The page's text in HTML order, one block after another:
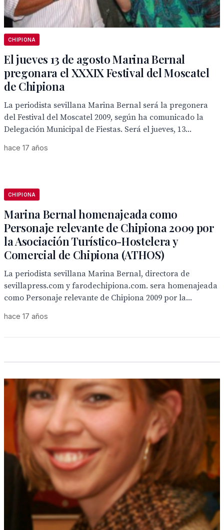
CHIPIONA
El jueves 13 de agosto Marina Bernal
pregonara el XXXIX Festival del Moscatel
de Chipiona
La periodista sevillana Marina Bernal será la pregonera
del Festival del Moscatel 2009, según ha comunicado la
Delegación Municipal de Fiestas. Será el jueves, 13...
hace 17 años
CHIPIONA
Marina Bernal homenajeada como
Personaje relevante de Chipiona 2009 por
la Asociación Turístico-Hostelera y
Comercial de Chipiona (ATHOS)
La periodista sevillana Marina Bernal, directora de
sevillapress.com y farodechipiona.com. sera homenajeada
como Personaje relevante de Chipiona 2009 por la...
hace 17 años